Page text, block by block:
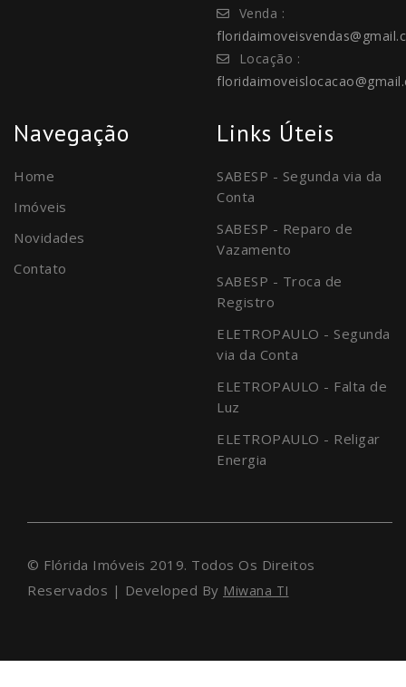
Venda :
Locação :
Navegação
Home
Imóveis
Novidades
Contato
Links Úteis
SABESP - Segunda via da
Conta
SABESP - Reparo de
Vazamento
SABESP - Troca de
Registro
ELETROPAULO - Segunda
via da Conta
ELETROPAULO - Falta de
Luz
ELETROPAULO - Religar
Energia
© Flórida Imóveis 2019. Todos Os Direitos
Reservados | Developed By Miwana TI